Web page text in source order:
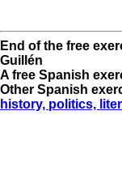
End of the free
Guillén
A free Spanish
Other Spanish
history, politics,